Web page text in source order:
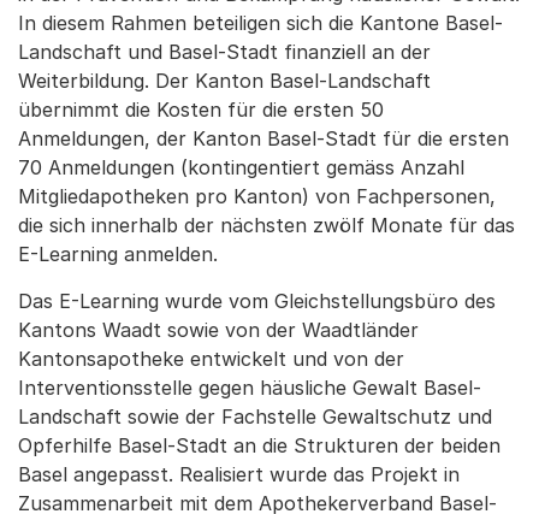
In diesem Rahmen beteiligen sich die Kantone Basel-
Landschaft und Basel-Stadt finanziell an der
Weiterbildung. Der Kanton Basel-Landschaft
übernimmt die Kosten für die ersten 50
Anmeldungen, der Kanton Basel-Stadt für die ersten
70 Anmeldungen (kontingentiert gemäss Anzahl
Mitgliedapotheken pro Kanton) von Fachpersonen,
die sich innerhalb der nächsten zwölf Monate für das
E-Learning anmelden.
Das E-Learning wurde vom Gleichstellungsbüro des
Kantons Waadt sowie von der Waadtländer
Kantonsapotheke entwickelt und von der
Interventionsstelle gegen häusliche Gewalt Basel-
Landschaft sowie der Fachstelle Gewaltschutz und
Opferhilfe Basel-Stadt an die Strukturen der beiden
Basel angepasst. Realisiert wurde das Projekt in
Zusammenarbeit mit dem Apothekerverband Basel-